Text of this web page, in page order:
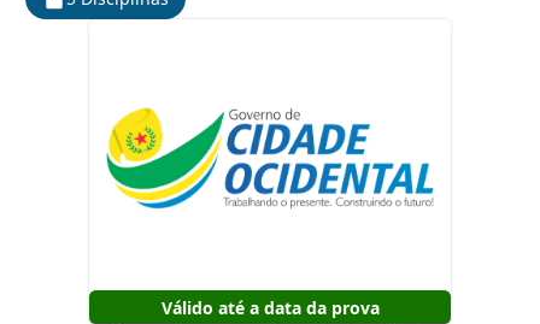
Válido até a data da prova